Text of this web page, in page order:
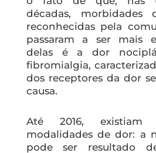
décadas, morbidades
reconhecidas pela
passaram a ser mais
delas é a dor
fibromialgia,
dos receptores da dor
causa.
Até 2016, existiam
modalidades de dor: a
pode ser resultado